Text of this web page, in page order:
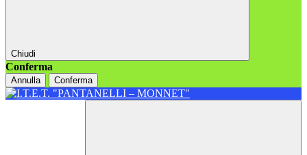
Chiudi
Conferma
Annulla Conferma